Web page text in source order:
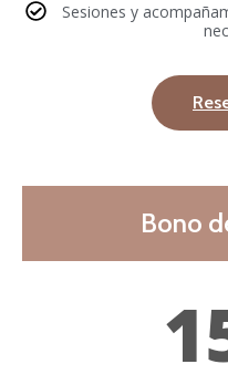
Sesiones y
Bono